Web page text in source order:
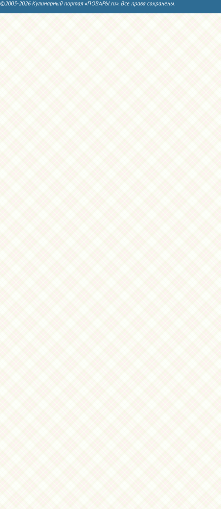
©2003-2026 Кулинарный портал «ПОВАРЫ.ru». Все права сохранены.